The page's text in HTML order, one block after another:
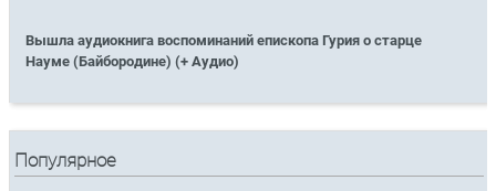
Вышла аудиокнига воспоминаний епископа Гурия о старце
Науме (Байбородине) (+ Аудио)
Популярное